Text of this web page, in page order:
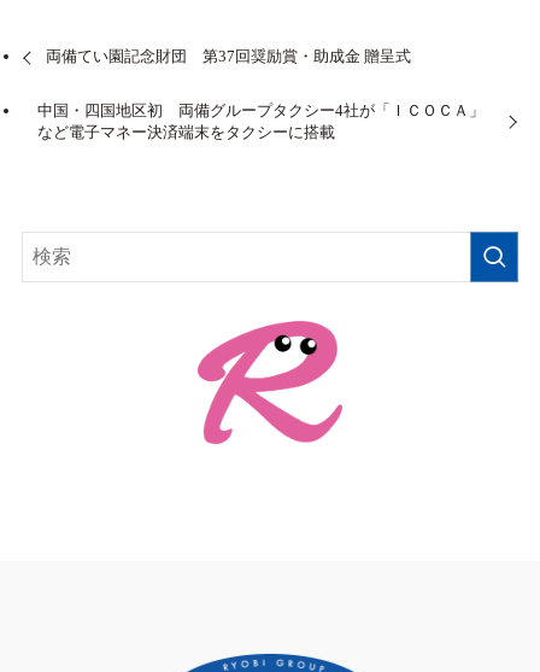
両備てい園記念財団 第37回奨励賞・助成金 贈呈式
中国・四国地区初 両備グループタクシー4社が「ＩＣＯＣＡ」
など電子マネー決済端末をタクシーに搭載